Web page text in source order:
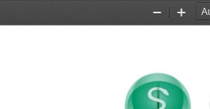
Zoom
Zoom